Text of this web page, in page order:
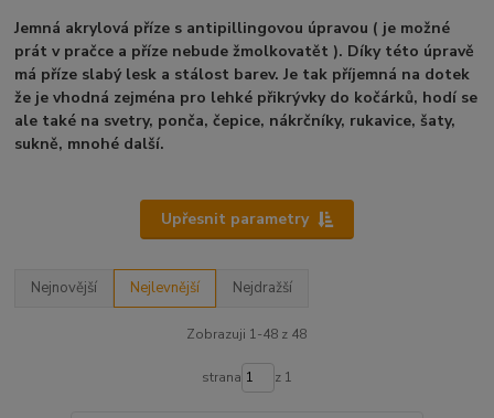
Jemná akrylová příze s antipillingovou úpravou ( je možné
prát v pračce a příze nebude žmolkovatět ). Díky této úpravě
má příze slabý lesk a stálost barev. Je tak příjemná na dotek
že je vhodná zejména pro lehké přikrývky do kočárků, hodí se
ale také na svetry, ponča, čepice, nákrčníky, rukavice, šaty,
sukně, mnohé další.
Upřesnit parametry
Nejnovější Nejlevnější Nejdražší
Zobrazuji 1-48 z 48
strana z 1